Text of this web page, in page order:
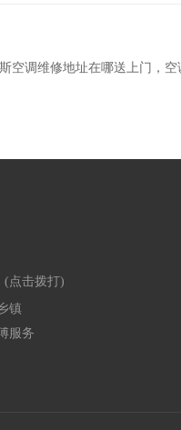
空调维修地址在哪送上门，空调插座和
(点击拨打)
镇
服务